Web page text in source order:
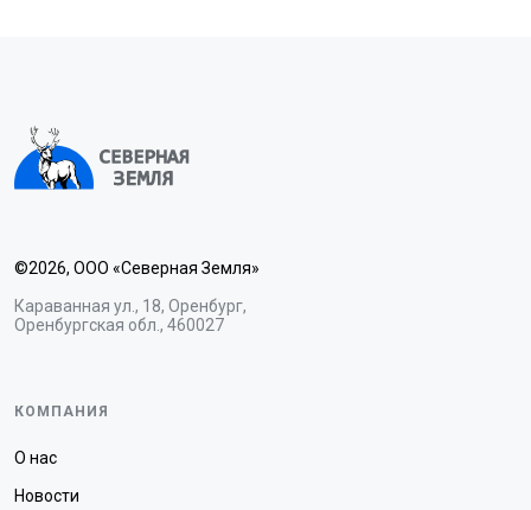
©2026, ООО «Северная Земля»
Караванная ул., 18, Оренбург,
Оренбургская обл., 460027
КОМПАНИЯ
О нас
Новости